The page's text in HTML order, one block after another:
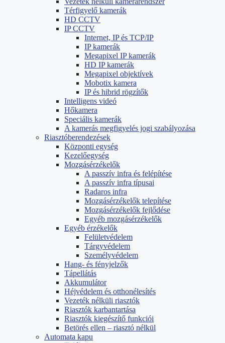
Térfigyelő kamerák
HD CCTV
IP CCTV
Internet, IP és TCP/IP
IP kamerák
Megapixel IP kamerák
HD IP kamerák
Megapixel objektívek
Mobotix kamera
IP és hibrid rögzítők
Intelligens videó
Hőkamera
Speciális kamerák
A kamerás megfigyelés jogi szabályozása
Riasztóberendezések
Központi egység
Kezelőegység
Mozgásérzékelők
A passzív infra és felépítése
A passzív infra típusai
Radaros infra
Mozgásérzékelők telepítése
Mozgásérzékelők fejlődése
Egyéb mozgásérzékelők
Egyéb érzékelők
Felületvédelem
Tárgyvédelem
Személyvédelem
Hang- és fényjelzők
Tápellátás
Akkumulátor
Héjvédelem és otthonélesítés
Vezeték nélküli riasztók
Riasztók karbantartása
Riasztók kiegészítő funkciói
Betörés ellen – riasztó nélkül
Automata kapu